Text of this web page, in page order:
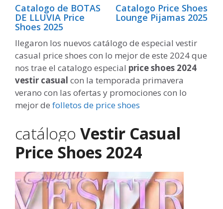
Catalogo de BOTAS
DE LLUVIA Price
Shoes 2025
Catalogo Price Shoes
Lounge Pijamas 2025
llegaron los nuevos catálogo de especial vestir
casual price shoes con lo mejor de este 2024 que
nos trae el catalogo especial price shoes 2024
vestir casual con la temporada primavera
verano con las ofertas y promociones con lo
mejor de folletos de price shoes
catálogo Vestir Casual
Price Shoes 2024